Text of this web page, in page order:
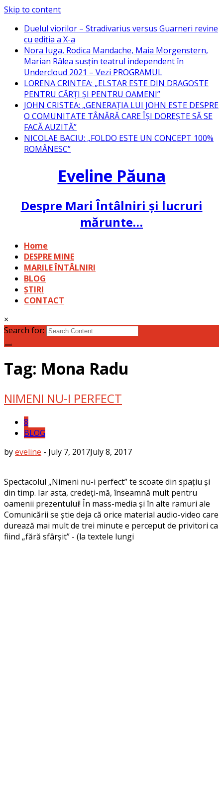
Skip to content
Duelul viorilor – Stradivarius versus Guarneri revine
cu ediția a X-a
Nora Iuga, Rodica Mandache, Maia Morgenstern,
Marian Râlea susțin teatrul independent în
Undercloud 2021 – Vezi PROGRAMUL
LORENA CRINTEA: „ELSTAR ESTE DIN DRAGOSTE
PENTRU CĂRȚI ȘI PENTRU OAMENI”
JOHN CRISTEA: „GENERAȚIA LUI JOHN ESTE DESPRE
O COMUNITATE TÂNĂRĂ CARE ÎȘI DOREȘTE SĂ SE
FACĂ AUZITĂ”
NICOLAE BACIU: „FOLDO ESTE UN CONCEPT 100%
ROMÂNESC”
Eveline Păuna
Despre Mari Întâlniri și lucruri
mărunte…
Home
DESPRE MINE
MARILE ÎNTÂLNIRI
BLOG
ȘTIRI
CONTACT
×
Search for:
Tag: Mona Radu
NIMENI NU-I PERFECT
8
BLOG
byeveline - July 7, 2017July 8, 2017
Spectacolul „Nimeni nu-i perfect” te scoate din spațiu și
din timp. Iar asta, credeți-mă, înseamnă mult pentru
oamenii prezentului! În mass-media și în alte ramuri ale
Comunicării se știe deja că orice material audio-video care
durează mai mult de trei minute e perceput de privitori ca
fiind „fără sfârșit” - (la textele lungi